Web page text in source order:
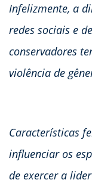
Infelizmente, a
redes sociais e
conservadores
violência de
Características
influenciar os
de exercer a